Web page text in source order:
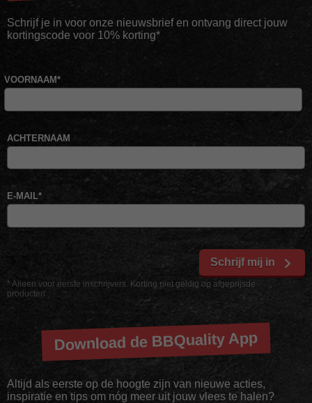
Schrijf je in voor onze nieuwsbrief en ontvang direct jouw
kortingscode voor 10% korting*
* Alleen voor eerste inschrijvers. Korting niet geldig op afgeprijsde
producten
VOORNAAM*
ACHTERNAAM
E-MAIL*
Schrijf mij in
Download de BBQuality App
Altijd als eerste op de hoogte zijn van nieuwe acties,
inspiratie en tips om nóg meer uit jouw vlees te halen?